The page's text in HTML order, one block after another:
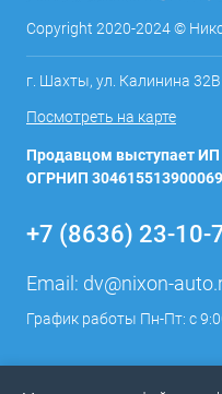
Copyright 2020-2024 ©
г. Шахты, ул. Калинина 32В
Посмотреть на карте
Продавцом выступает ИП
ОГРНИП
+7 (8636) 23-10-
Email: dv@nixon-
График работы Пн-Пт: с